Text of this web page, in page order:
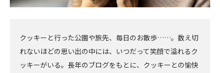
クッキーと行った公園や旅先、毎日のお散歩……。数え切
れないほどの思い出の中には、いつだって笑顔で溢れるク
ッキーがいる。長年のブログをもとに、クッキーとの愉快